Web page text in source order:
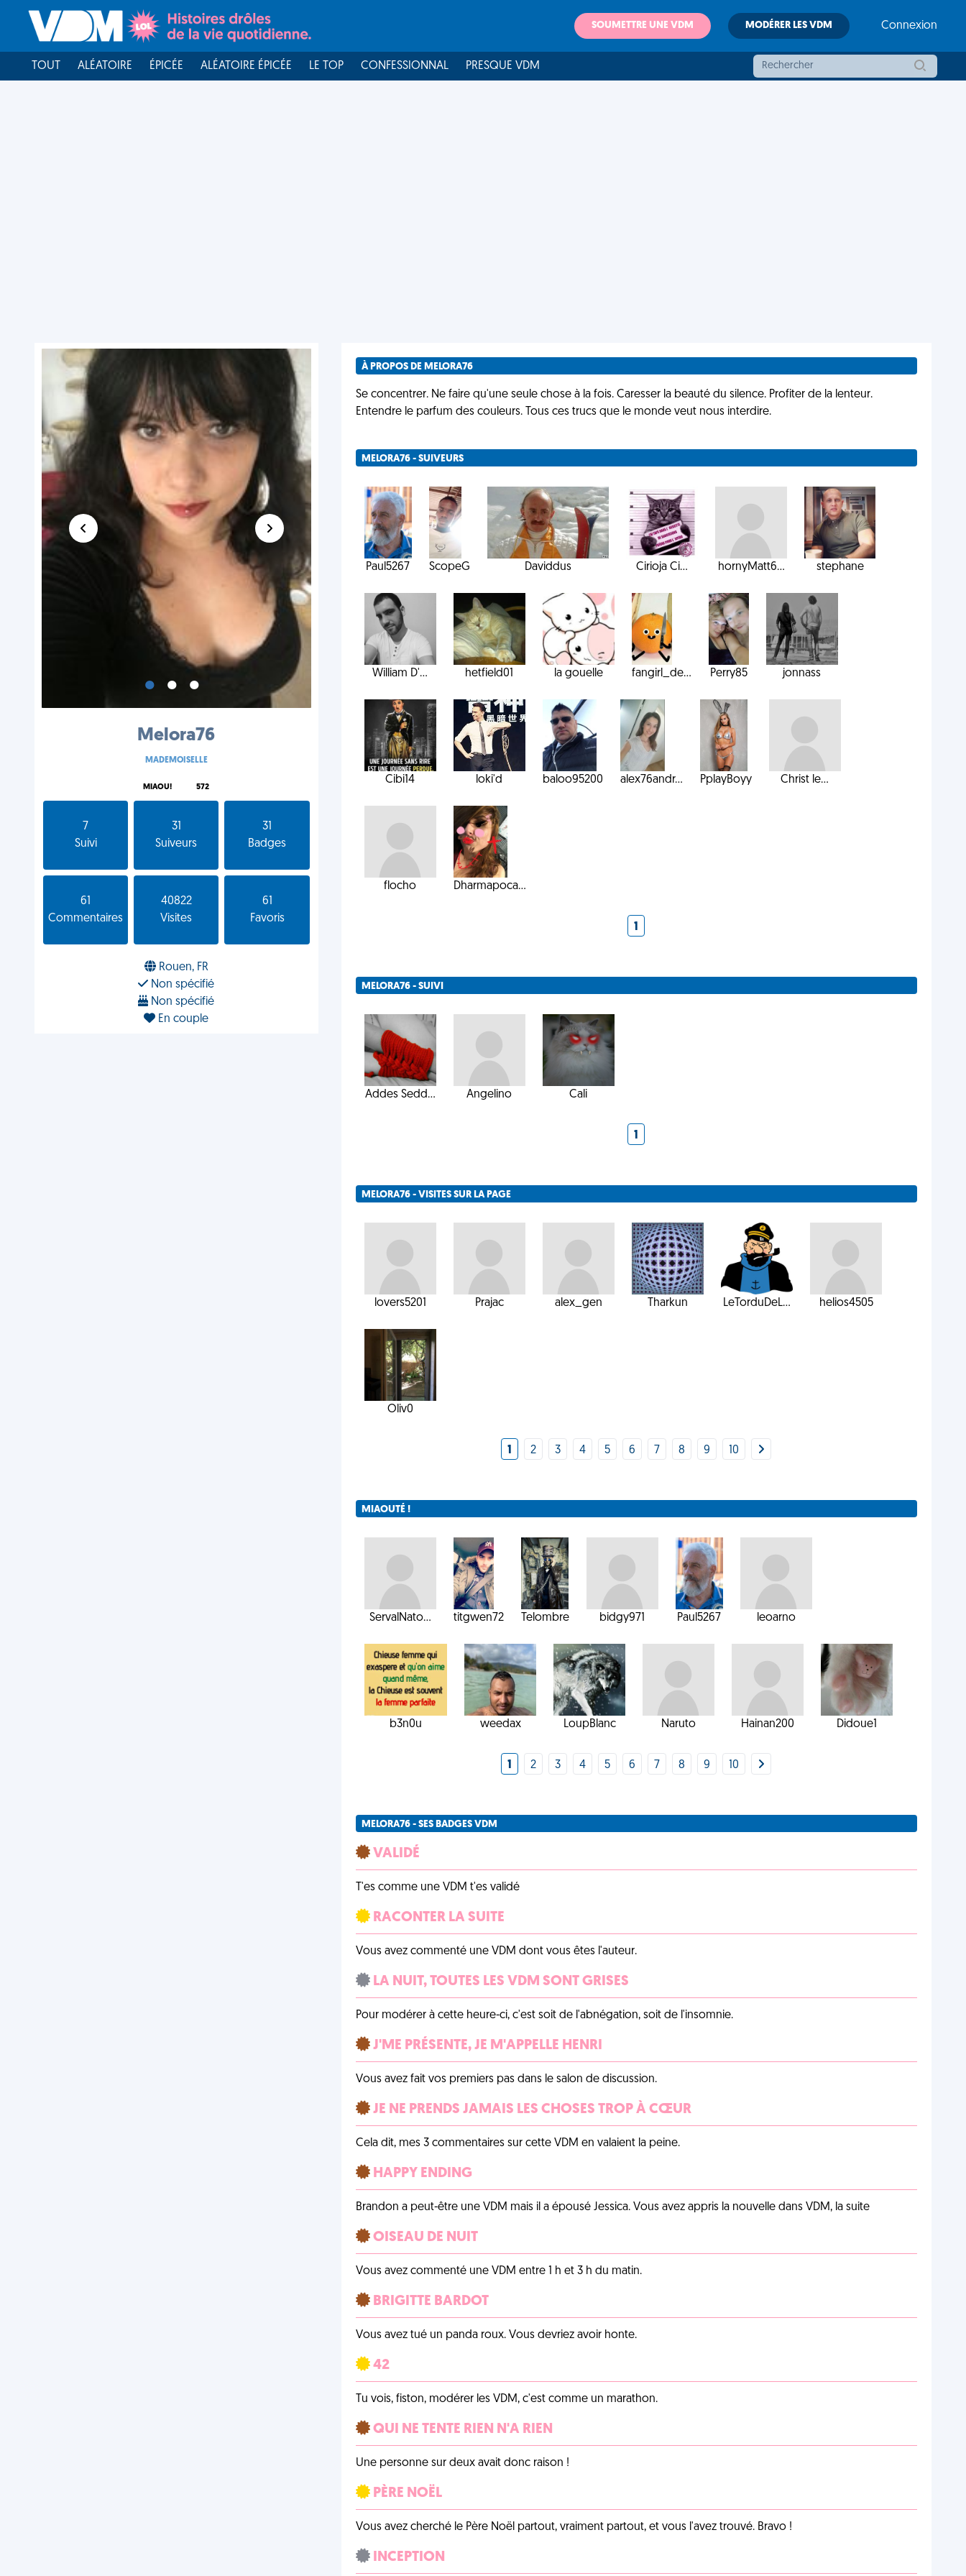
SOUMETTRE UNE VDM MODÉRER LES VDM Connexion
TOUT ALÉATOIRE ÉPICÉE ALÉATOIRE ÉPICÉE LE TOP CONFESSIONNAL PRESQUE VDM
• • •
Melora76
MADEMOISELLE
MIAOU! 572
7
Suivi
31
Suiveurs
31
Badges
61
Commentaires
40822
Visites
61
Favoris
Rouen, FR
Non spécifié
Non spécifié
En couple
À PROPOS DE MELORA76
Se concentrer. Ne faire qu'une seule chose à la fois. Caresser la beauté du silence. Profiter de la lenteur.
Entendre le parfum des couleurs. Tous ces trucs que le monde veut nous interdire.
MELORA76 - SUIVEURS
Paul5267 ScopeG Daviddus Cirioja Ci... hornyMatt6... stephane
William D'... hetfield01 la gouelle fangirl_de... Perry85 jonnass
Cibi14 loki'd baloo95200 alex76andr... PplayBoyy Christ le...
flocho Dharmapoca...
1
MELORA76 - SUIVI
Addes Sedd... Angelino Cali
1
MELORA76 - VISITES SUR LA PAGE
lovers5201 Prajac alex_gen Tharkun LeTorduDeL... helios4505
Oliv0
1 2 3 4 5 6 7 8 9 10
MIAOUTÉ !
ServalNato... titgwen72 Telombre bidgy971 Paul5267 leoarno
b3n0u weedax LoupBlanc Naruto Hainan200 Didoue1
1 2 3 4 5 6 7 8 9 10
MELORA76 - SES BADGES VDM
VALIDÉ
T'es comme une VDM t'es validé
RACONTER LA SUITE
Vous avez commenté une VDM dont vous êtes l'auteur.
LA NUIT, TOUTES LES VDM SONT GRISES
Pour modérer à cette heure-ci, c'est soit de l'abnégation, soit de l'insomnie.
J'ME PRÉSENTE, JE M'APPELLE HENRI
Vous avez fait vos premiers pas dans le salon de discussion.
JE NE PRENDS JAMAIS LES CHOSES TROP À CŒUR
Cela dit, mes 3 commentaires sur cette VDM en valaient la peine.
HAPPY ENDING
Brandon a peut-être une VDM mais il a épousé Jessica. Vous avez appris la nouvelle dans VDM, la suite
OISEAU DE NUIT
Vous avez commenté une VDM entre 1 h et 3 h du matin.
BRIGITTE BARDOT
Vous avez tué un panda roux. Vous devriez avoir honte.
42
Tu vois, fiston, modérer les VDM, c'est comme un marathon.
QUI NE TENTE RIEN N'A RIEN
Une personne sur deux avait donc raison !
PÈRE NOËL
Vous avez cherché le Père Noël partout, vraiment partout, et vous l'avez trouvé. Bravo !
INCEPTION